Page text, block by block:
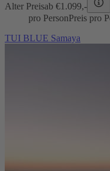
Alter Preisab €1.099,-
pro PersonPreis pro
TUI BLUE Samaya